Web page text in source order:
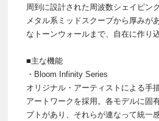
周到に設計された周波数シェイピン
メタル系ミッドスクープから厚みが
なトーンウォールまで、自在に作り
■主な機能
・Bloom Infinity Series
オリジナル・アーティストによる手
アートワークを採用。各モデルに固
プトがあり、それらが連なって統一